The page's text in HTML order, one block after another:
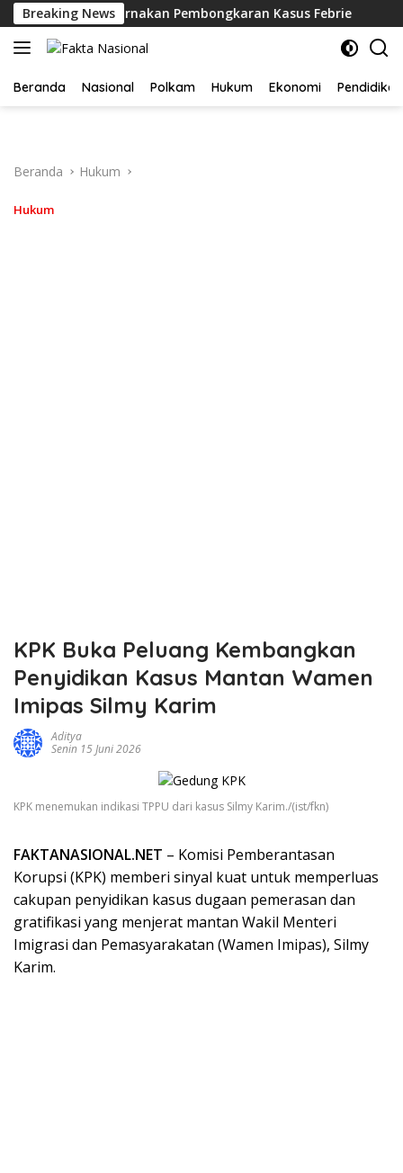
Langsung
ke
konten
Breaking News
Menyempurnakan Pembongkaran Kasus Febrie
Beranda Nasional Polkam Hukum Ekonomi Pendidikan
Beranda Hukum
Hukum
KPK Buka Peluang Kembangkan
Penyidikan Kasus Mantan Wamen
Imipas Silmy Karim
Aditya
Senin 15 Juni 2026
KPK menemukan indikasi TPPU dari kasus Silmy Karim./(ist/fkn)
FAKTANASIONAL.NET – Komisi Pemberantasan
Korupsi (KPK) memberi sinyal kuat untuk memperluas
cakupan penyidikan kasus dugaan pemerasan dan
gratifikasi yang menjerat mantan Wakil Menteri
Imigrasi dan Pemasyarakatan (Wamen Imipas), Silmy
Karim.